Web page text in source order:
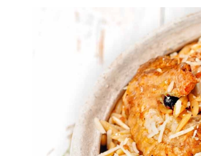
ΓΙΟΥΒΕΤΣΙ, ΜΙΑ ΣΥΝΤΑΓΗ ΜΕ ΠΛΟΥΣΙΑ ΙΣΤΟΡΙΑ ΚΑΙ ΑΚΟΜΑ
Όλοι συμφωνούμε πως
που μπορεί να
καθώς αποτελείται
πλούσια κόκκινη
κριθαράκι ή χυλοπίτες.
Το γιουβέτσι στο